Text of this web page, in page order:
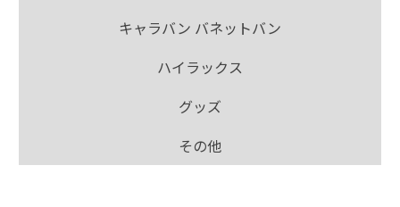
キャラバン バネットバン
ハイラックス
グッズ
その他